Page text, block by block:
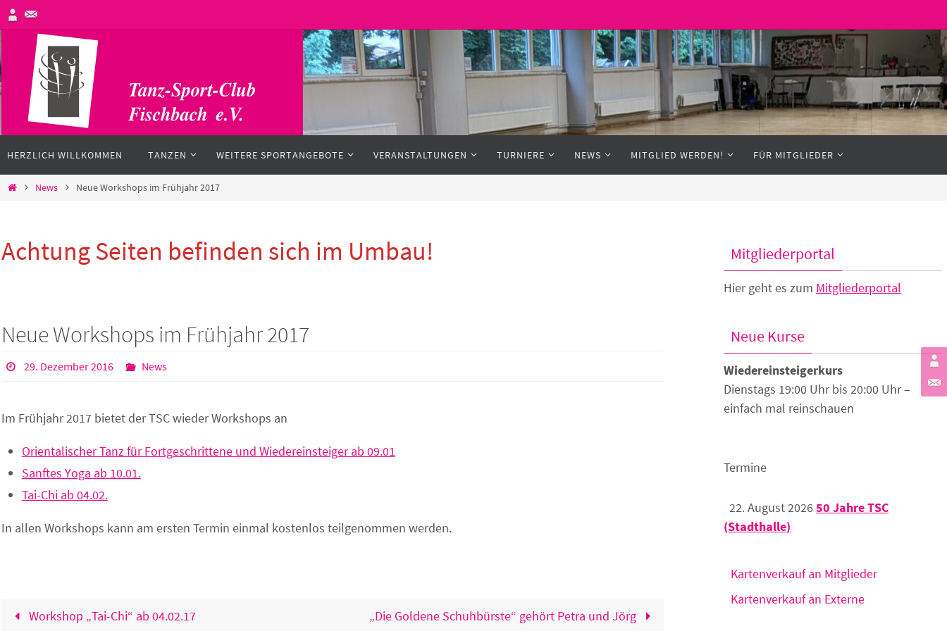
Zum
Inhalt
springen
Inhalt
HERZLICH WILLKOMMEN TANZEN WEITERE SPORTANGEBOTE VERANSTALTUNGEN TURNIERE NEWS MITGLIED WERDEN! FÜR MITGLIEDER
StartNews Neue Workshops im Frühjahr 2017
Achtung Seiten befinden sich im Umbau!
Neue Workshops im Frühjahr 2017
29. Dezember 2016 News
Im Frühjahr 2017 bietet der TSC wieder Workshops an
Orientalischer Tanz für Fortgeschrittene und Wiedereinsteiger ab 09.01
Sanftes Yoga ab 10.01.
Tai-Chi ab 04.02.
In allen Workshops kann am ersten Termin einmal kostenlos teilgenommen werden.
Workshop „Tai-Chi“ ab 04.02.17 „Die Goldene Schuhbürste“ gehört Petra und Jörg
Mitgliederportal
Hier geht es zum Mitgliederportal
Neue Kurse
Wiedereinsteigerkurs
Dienstags 19:00 Uhr bis 20:00 Uhr –
einfach mal reinschauen
Termine
22. August 202650 Jahre TSC
(Stadthalle)
Kartenverkauf an Mitglieder
Kartenverkauf an Externe